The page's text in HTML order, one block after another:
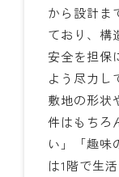
から設計ま
ており、構
安全を担保
よう尽力し
敷地の形状
件はもちろ
い」「趣味
は1階で生